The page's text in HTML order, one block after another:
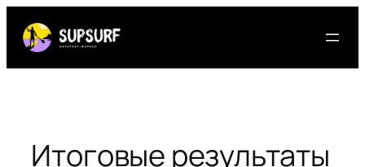
содержимому
Итоговые результаты